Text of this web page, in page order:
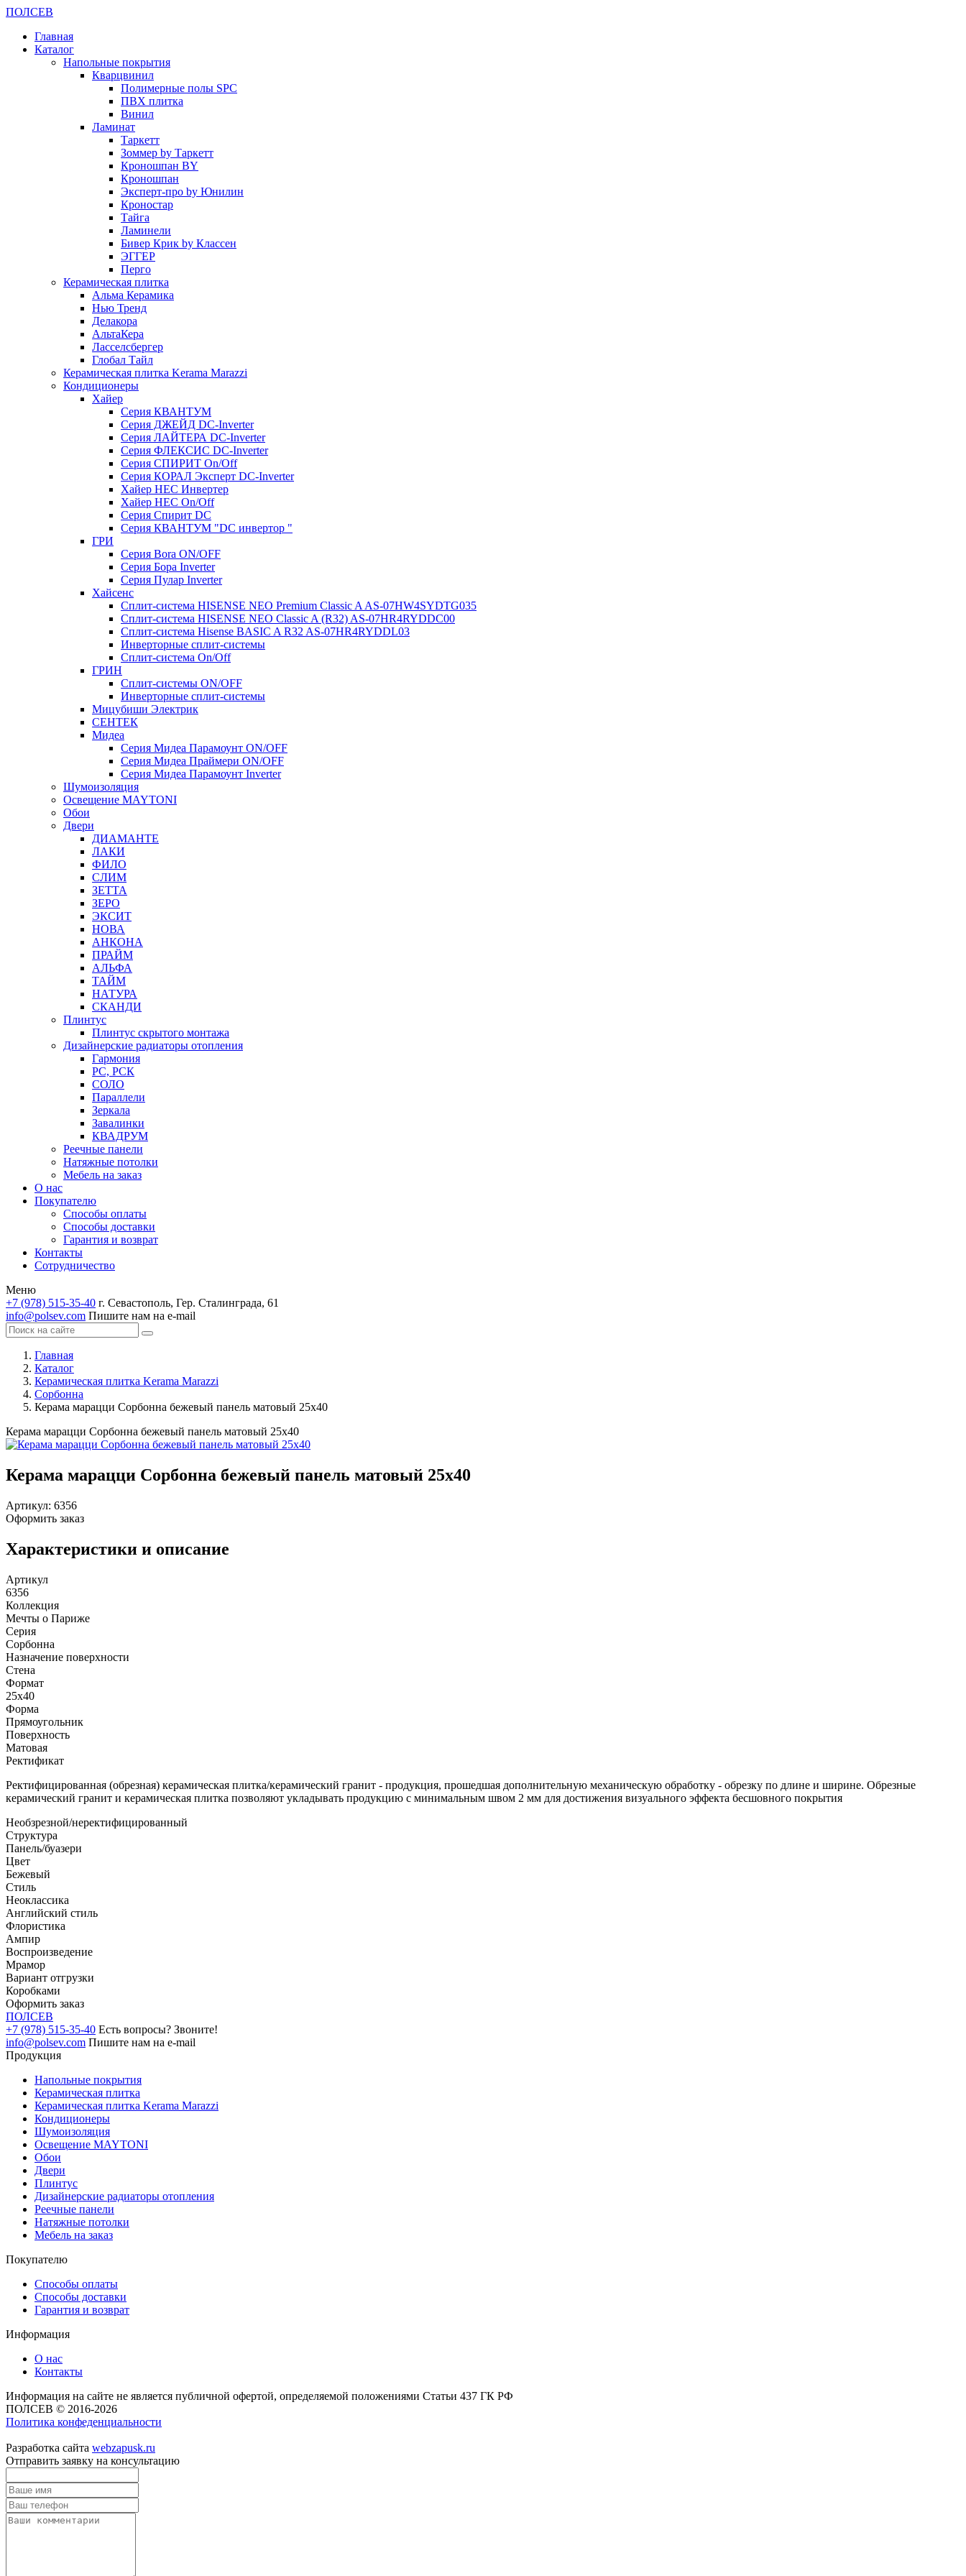
ПОЛСЕВ
Главная
Каталог
Напольные покрытия
Кварцвинил
Полимерные полы SPC
ПВХ плитка
Винил
Ламинат
Таркетт
Зоммер by Таркетт
Кроношпан BY
Кроношпан
Эксперт-про by Юнилин
Кроностар
Тайга
Ламинели
Бивер Крик by Классен
ЭГГЕР
Перго
Керамическая плитка
Альма Керамика
Нью Тренд
Делакора
АльтаКера
Ласселсбергер
Глобал Тайл
Керамическая плитка Kerama Marazzi
Кондиционеры
Хайер
Серия КВАНТУМ
Серия ДЖЕЙД DC-Inverter
Серия ЛАЙТЕРА DC-Inverter
Серия ФЛЕКСИС DC-Inverter
Серия СПИРИТ On/Off
Серия КОРАЛ Эксперт DC-Inverter
Хайер HEC Инвертер
Хайер HEC On/Off
Серия Спирит DC
Серия КВАНТУМ "DC инвертор "
ГРИ
Серия Bora ON/OFF
Серия Бора Inverter
Серия Пулар Inverter
Хайсенс
Сплит-система HISENSE NEO Premium Classic A AS-07HW4SYDTG035
Сплит-система HISENSE NEO Classic A (R32) AS-07HR4RYDDC00
Сплит-система Hisense BASIC A R32 AS-07HR4RYDDL03
Инверторные сплит-системы
Сплит-система On/Off
ГРИН
Сплит-системы ON/OFF
Инверторные сплит-системы
Мицубиши Электрик
СЕНТЕК
Мидеа
Серия Мидеа Парамоунт ON/OFF
Серия Мидеа Праймери ON/OFF
Серия Мидеа Парамоунт Inverter
Шумоизоляция
Освещение MAYTONI
Обои
Двери
ДИАМАНТЕ
ЛАКИ
ФИЛО
СЛИМ
ЗЕТТА
ЗЕРО
ЭКСИТ
НОВА
АНКОНА
ПРАЙМ
АЛЬФА
ТАЙМ
НАТУРА
СКАНДИ
Плинтус
Плинтус скрытого монтажа
Дизайнерские радиаторы отопления
Гармония
РС, РСК
СОЛО
Параллели
Зеркала
Завалинки
КВАДРУМ
Реечные панели
Натяжные потолки
Мебель на заказ
О нас
Покупателю
Способы оплаты
Способы доставки
Гарантия и возврат
Контакты
Сотрудничество
Меню
+7 (978) 515-35-40 г. Севастополь, Гер. Сталинграда, 61
info@polsev.com Пишите нам на e-mail
Главная
Каталог
Керамическая плитка Kerama Marazzi
Сорбонна
Керама марацци Сорбонна бежевый панель матовый 25х40
Керама марацци Сорбонна бежевый панель матовый 25х40
Керама марацци Сорбонна бежевый панель матовый 25х40
Артикул: 6356
Оформить заказ
Характеристики и описание
Артикул
6356
Коллекция
Мечты о Париже
Серия
Сорбонна
Назначение поверхности
Стена
Формат
25x40
Форма
Прямоугольник
Поверхность
Матовая
Ректификат
Ректифицированная (обрезная) керамическая плитка/керамический гранит - продукция, прошедшая дополнительную механическую обработку - обрезку по длине и ширине. Обрезные
керамический гранит и керамическая плитка позволяют укладывать продукцию с минимальным швом 2 мм для достижения визуального эффекта бесшовного покрытия
Необзрезной/неректифицированный
Структура
Панель/буазери
Цвет
Бежевый
Стиль
Неоклассика
Английский стиль
Флористика
Ампир
Воспроизведение
Мрамор
Вариант отгрузки
Коробками
Оформить заказ
ПОЛСЕВ
+7 (978) 515-35-40 Есть вопросы? Звоните!
info@polsev.com Пишите нам на e-mail
Продукция
Напольные покрытия
Керамическая плитка
Керамическая плитка Kerama Marazzi
Кондиционеры
Шумоизоляция
Освещение MAYTONI
Обои
Двери
Плинтус
Дизайнерские радиаторы отопления
Реечные панели
Натяжные потолки
Мебель на заказ
Покупателю
Способы оплаты
Способы доставки
Гарантия и возврат
Информация
О нас
Контакты
Информация на сайте не является публичной офертой, определяемой положениями Статьи 437 ГК РФ
ПОЛСЕВ © 2016-2026
Политика конфеденциальности
Разработка сайта webzapusk.ru
Отправить заявку на консультацию